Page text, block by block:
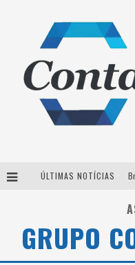
ÚLTIMAS NOTÍCIAS
GRUPO